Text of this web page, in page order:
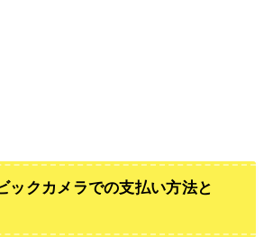
ックカメラでの支払い方法と